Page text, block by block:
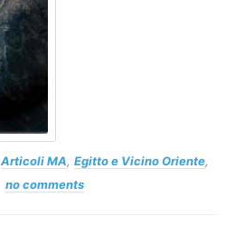
Articoli MA, Egitto e Vicino Oriente,
no comments